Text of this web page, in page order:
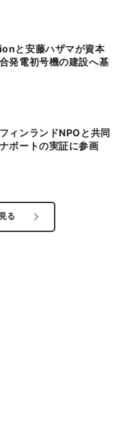
発電初号機の建設へ基
ィンランドNPOと共同
ボートの実証に参画
る